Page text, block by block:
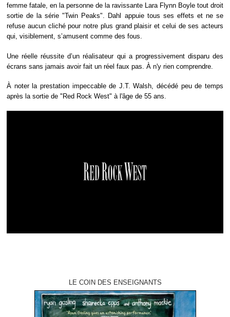
femme fatale, en la personne de la ravissante Lara Flynn Boyle tout droit
sortie de la série "Twin Peaks". Dahl appuie tous ses effets et ne se
refuse aucun cliché pour notre plus grand plaisir et celui de ses acteurs
qui, visiblement, s’amusent comme des fous.
Une réelle réussite d’un réalisateur qui a progressivement disparu des
écrans sans jamais avoir fait un réel faux pas. À n'y rien comprendre.
À noter la prestation impeccable de J.T. Walsh, décédé peu de temps
après la sortie de "Red Rock West" à l'âge de 55 ans.
LE COIN DES ENSEIGNANTS